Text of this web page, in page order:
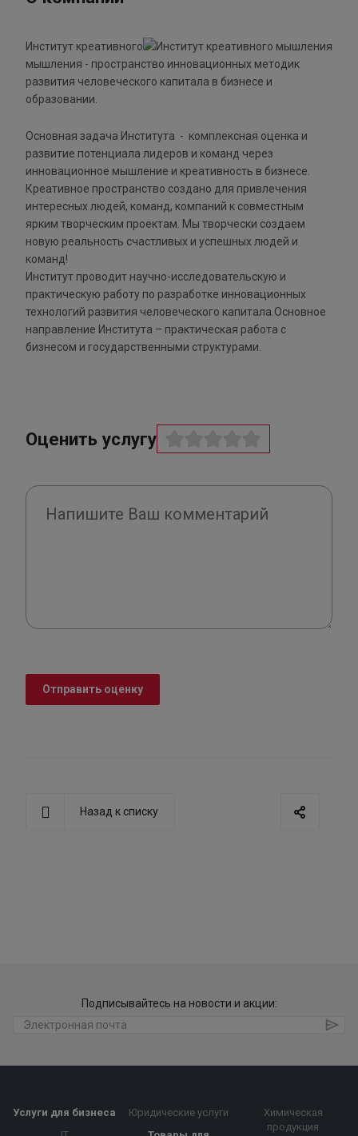
Институт креативного
мышления - пространство инновационных методик
развития человеческого капитала в бизнесе и
образовании.
Основная задача Института - комплексная оценка и
развитие потенциала лидеров и команд через
инновационное мышление и креативность в бизнесе.
Креативное пространство создано для привлечения
интересных людей, команд, компаний к совместным
ярким творческим проектам. Мы творчески создаем
новую реальность счастливых и успешных людей и
команд!
Институт проводит научно-исследовательскую и
практическую работу по разработке инновационных
технологий развития человеческого капитала.Основное
направление Института – практическая работа с
бизнесом и государственными структурами.
Оценить услугу
Отправить оценку
Назад к списку
Подписывайтесь на новости и акции:
Услуги для бизнеса
Юридические услуги
Химическая
продукция